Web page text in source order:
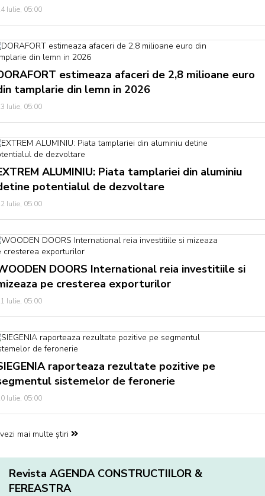
Iulie, 05:00
estimeaza afaceri de 2,8 milioane euro
tamplarie din lemn in 2026
Iulie, 05:00
ALUMINIU: Piata tamplariei din aluminiu
potentialul de dezvoltare
Iulie, 05:00
DOORS International reia investitiile si
pe cresterea exporturilor
Iulie, 05:00
raporteaza rezultate pozitive pe
sistemelor de feronerie
Iulie, 05:00
vezi mai multe știri
Revista AGENDA CONSTRUCTIILOR &
FEREASTRA